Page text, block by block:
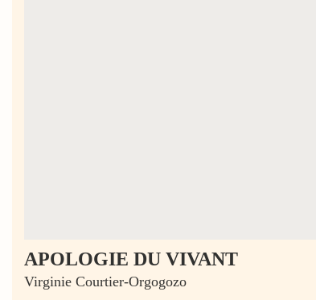
APOLOGIE DU VIVANT
Virginie Courtier-Orgogozo